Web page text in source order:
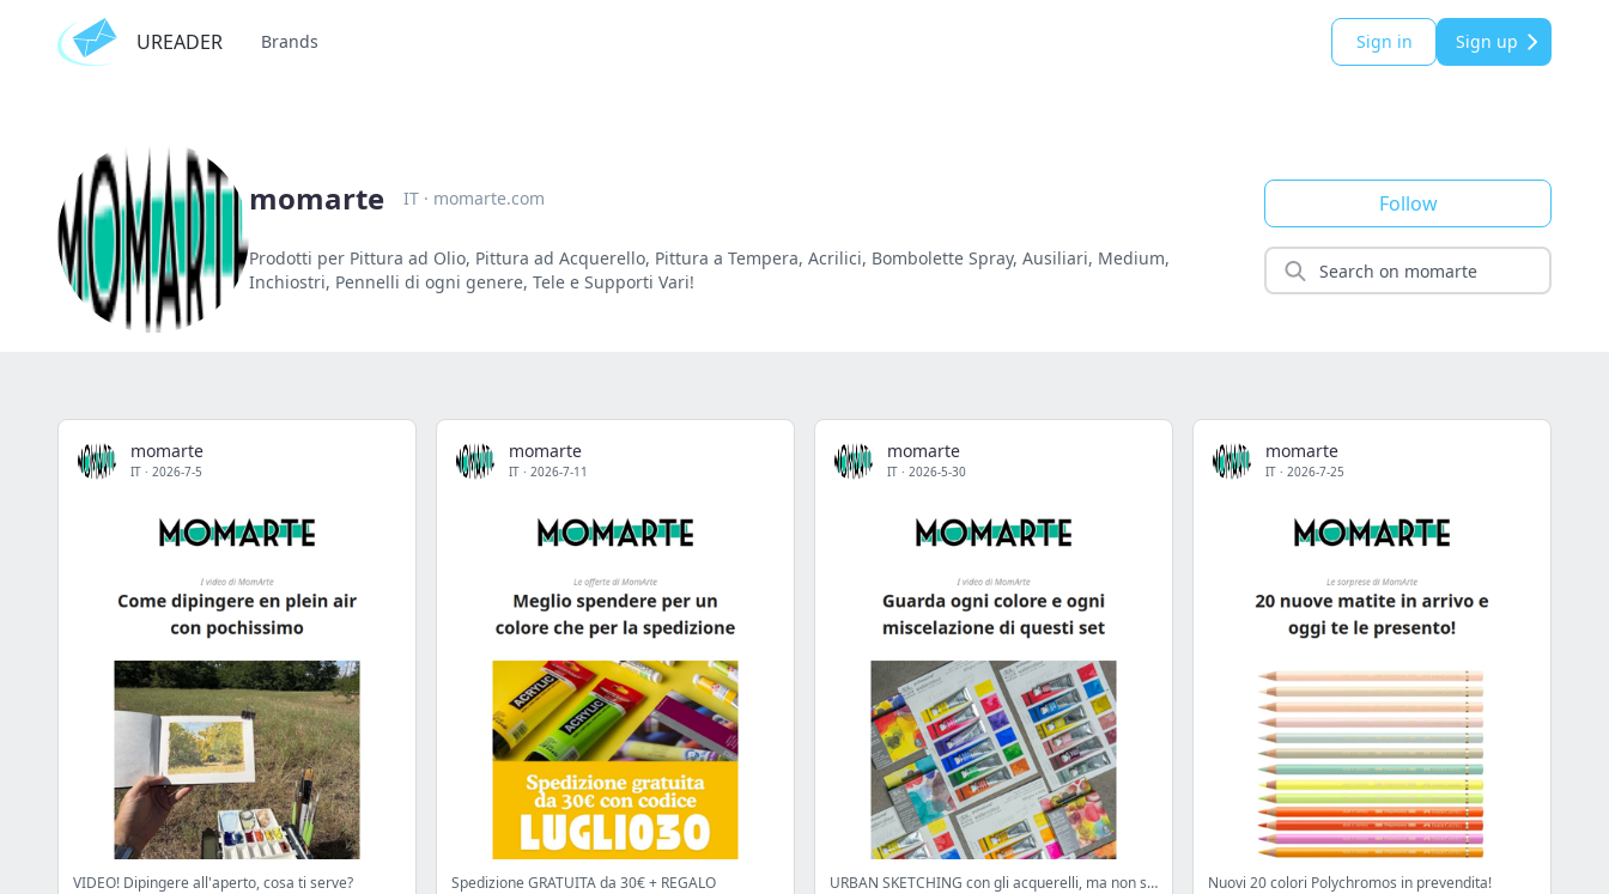
UREADER Brands Sign in Sign up
momarte IT · momarte.com
Prodotti per Pittura ad Olio, Pittura ad Acquerello, Pittura a Tempera, Acrilici, Bombolette Spray, Ausiliari, Medium,
Inchiostri, Pennelli di ogni genere, Tele e Supporti Vari!
Follow
momarte
IT · 2026-7-5
VIDEO! Dipingere all'aperto, cosa ti serve?
momarte
IT · 2026-7-11
Spedizione GRATUITA da 30€ + REGALO
momarte
IT · 2026-5-30
URBAN SKETCHING con gli acquerelli, ma non solo!
momarte
IT · 2026-7-25
Nuovi 20 colori Polychromos in prevendita!